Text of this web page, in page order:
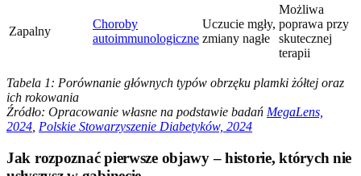
Zapalny
Choroby
autoimmunologiczne
Uczucie mgły,
zmiany nagłe
Możliwa
poprawa przy
skutecznej
terapii
Tabela 1: Porównanie głównych typów obrzęku plamki żółtej oraz
ich rokowania
Źródło: Opracowanie własne na podstawie badań MegaLens,
2024 Polskie Stowarzyszenie Diabetyków, 2024
Jak rozpoznać pierwsze objawy – historie, których nie